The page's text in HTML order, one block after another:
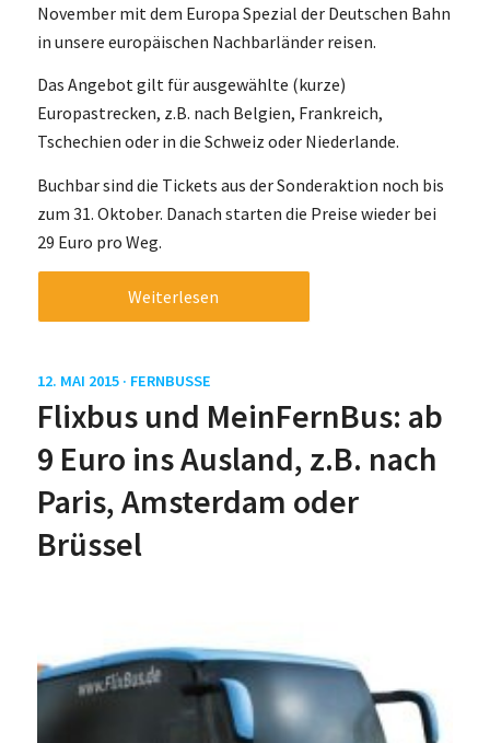
November mit dem Europa Spezial der Deutschen Bahn
in unsere europäischen Nachbarländer reisen.
Das Angebot gilt für ausgewählte (kurze)
Europastrecken, z.B. nach Belgien, Frankreich,
Tschechien oder in die Schweiz oder Niederlande.
Buchbar sind die Tickets aus der Sonderaktion noch bis
zum 31. Oktober. Danach starten die Preise wieder bei
29 Euro pro Weg.
Weiterlesen
12. MAI 2015 · FERNBUSSE
Flixbus und MeinFernBus: ab
9 Euro ins Ausland, z.B. nach
Paris, Amsterdam oder
Brüssel